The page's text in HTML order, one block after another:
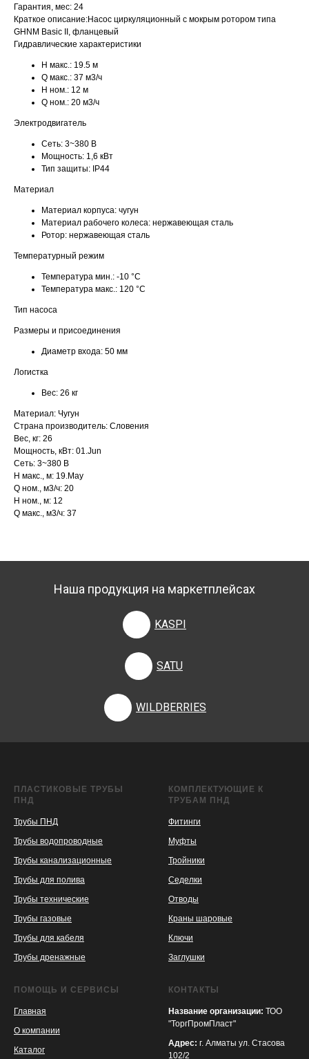
Гарантия, мес: 24
Краткое описание:Насос циркуляционный с мокрым ротором типа
GHNM Basic II, фланцевый
Гидравлические характеристики
H макс.: 19.5 м
Q макс.: 37 м3/ч
H ном.: 12 м
Q ном.: 20 м3/ч
Электродвигатель
Сеть: 3~380 В
Мощность: 1,6 кВт
Тип защиты: IP44
Материал
Материал корпуса: чугун
Материал рабочего колеса: нержавеющая сталь
Ротор: нержавеющая сталь
Температурный режим
Температура мин.: -10 °С
Температура макс.: 120 °С
Тип насоса
Размеры и присоединения
Диаметр входа: 50 мм
Логистка
Вес: 26 кг
Материал: Чугун
Страна производитель: Словения
Вес, кг: 26
Мощность, кВт: 01.Jun
Сеть: 3~380 В
H макс., м: 19.May
Q ном., м3/ч: 20
H ном., м: 12
Q макс., м3/ч: 37
Наша продукция на маркетплейсах
KASPI
KASPI
SATU
SATU
WILDBERRIES
WILDBERRIES
ПЛАСТИКОВЫЕ ТРУБЫ
ПНД
Трубы ПНД
Трубы водопроводные
Трубы канализационные
Трубы для полива
Трубы технические
Трубы газовые
Трубы для кабеля
Трубы дренажные
КОМПЛЕКТУЮЩИЕ К
ТРУБАМ ПНД
Фитинги
Муфты
Тройники
Седелки
Отводы
Краны шаровые
Ключи
Заглушки
ПОМОЩЬ И СЕРВИСЫ
Главная
О компании
Каталог
КОНТАКТЫ
Название организации: ТОО
"ТоргПромПласт"
Адрес: г. Алматы ул. Стасова
102/2